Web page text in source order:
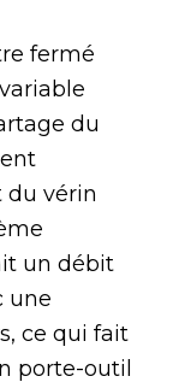
fermé
du
du vérin
un débit
une
ce qui fait
porte-outil